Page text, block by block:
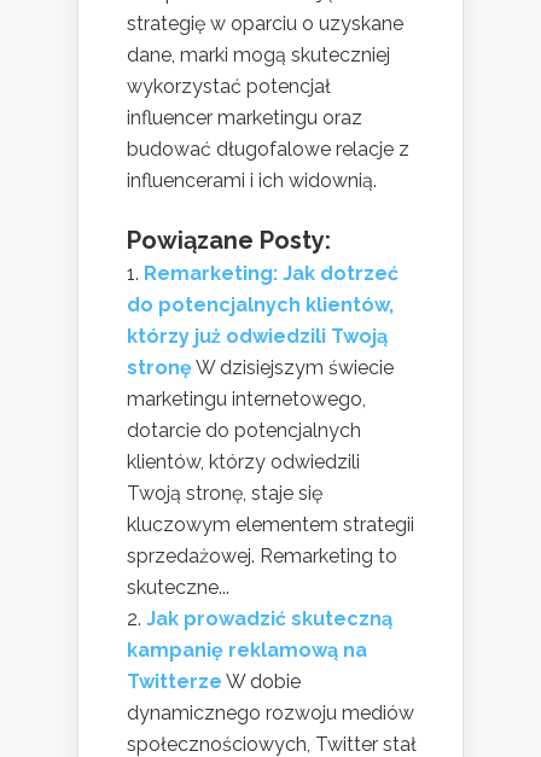
strategię w oparciu o uzyskane
dane, marki mogą skuteczniej
wykorzystać potencjał
influencer marketingu oraz
budować długofalowe relacje z
influencerami i ich widownią.
Powiązane Posty:
Remarketing: Jak dotrzeć
do potencjalnych klientów,
którzy już odwiedzili Twoją
stronęW dzisiejszym świecie
marketingu internetowego,
dotarcie do potencjalnych
klientów, którzy odwiedzili
Twoją stronę, staje się
kluczowym elementem strategii
sprzedażowej. Remarketing to
skuteczne...
Jak prowadzić skuteczną
kampanię reklamową na
Twitterze W dobie
dynamicznego rozwoju mediów
społecznościowych, Twitter stał